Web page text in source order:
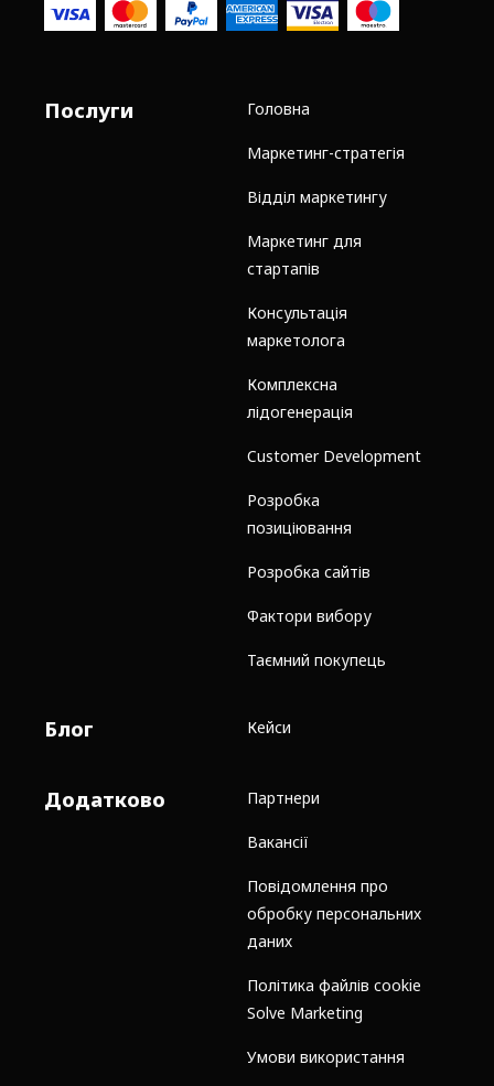
Послуги Головна
Маркетинг-стратегія
Відділ маркетингу
Маркетинг для
стартапів
Консультація
маркетолога
Комплексна
лідогенерація
Customer Development
Розробка
позиціювання
Розробка сайтів
Фактори вибору
Таємний покупець
Блог Кейси
Додатково Партнери
Вакансії
Повідомлення про
обробку персональних
даних
Політика файлів cookie
Solve Marketing
Умови використання